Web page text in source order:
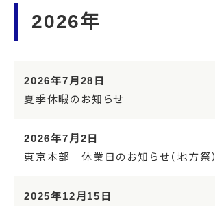
2026年
2026年7月28日
夏季休暇のお知らせ
2026年7月2日
東京本部 休業日のお知らせ（地方祭）
2025年12月15日